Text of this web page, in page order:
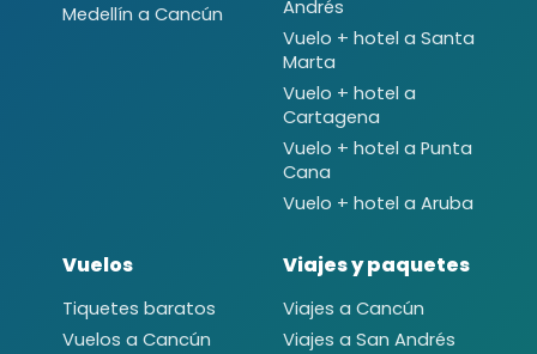
Medellín a Cancún
Andrés
Vuelo + hotel a Santa
Marta
Vuelo + hotel a
Cartagena
Vuelo + hotel a Punta
Cana
Vuelo + hotel a Aruba
Vuelos
Tiquetes baratos
Vuelos a Cancún
Viajes y paquetes
Viajes a Cancún
Viajes a San Andrés